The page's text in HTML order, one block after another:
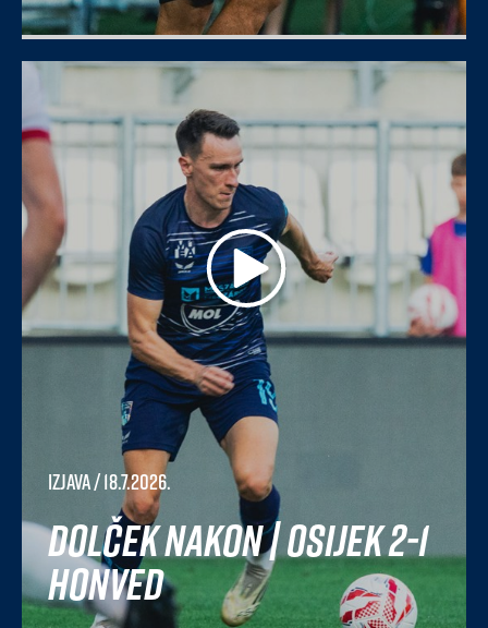
Izjava/ 18.7.2026.
Dolček nakon | Osijek 2-1
Honved